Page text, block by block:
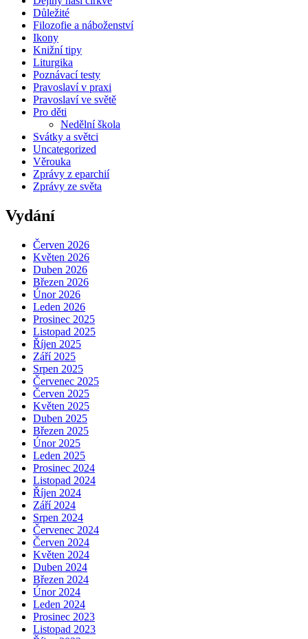
Důležité
Filozofie a náboženství
Ikony
Knižní tipy
Liturgika
Poznávací testy
Pravoslaví v praxi
Pravoslaví ve světě
Pro děti
Nedělní škola
Svátky a světci
Uncategorized
Věrouka
Zprávy z eparchií
Zprávy ze světa
Vydání
Červen 2026
Květen 2026
Duben 2026
Březen 2026
Únor 2026
Leden 2026
Prosinec 2025
Listopad 2025
Říjen 2025
Září 2025
Srpen 2025
Červenec 2025
Červen 2025
Květen 2025
Duben 2025
Březen 2025
Únor 2025
Leden 2025
Prosinec 2024
Listopad 2024
Říjen 2024
Září 2024
Srpen 2024
Červenec 2024
Červen 2024
Květen 2024
Duben 2024
Březen 2024
Únor 2024
Leden 2024
Prosinec 2023
Listopad 2023